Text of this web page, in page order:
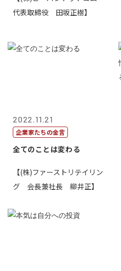
代表取締役 田坂正樹】
2022.11.21
企業家たちの金言
全てのことは変わる
【(株)ファーストリテイリン
グ 会長兼社長 柳井正】